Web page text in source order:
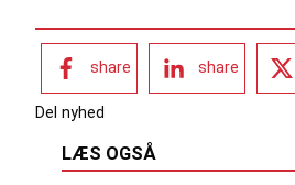
share share
Del nyhed
LÆS OGSÅ